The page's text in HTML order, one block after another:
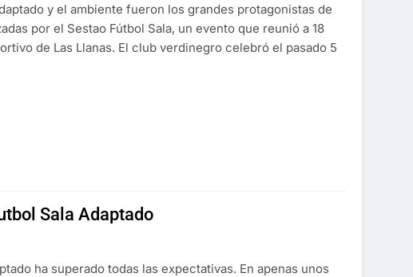
y el ambiente fueron los grandes protagonistas de
por el Sestao Fútbol Sala, un evento que reunió a 18
de Las Llanas. El club verdinegro celebró el pasado 5
Sala Adaptado
ha superado todas las expectativas. En apenas unos